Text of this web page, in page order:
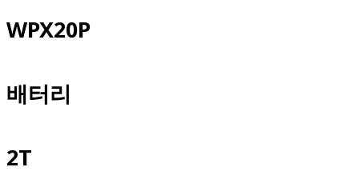
WPX20P
배터리
2T